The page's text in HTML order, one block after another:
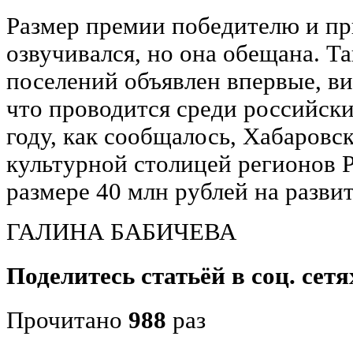
Размер премии победителю и
озвучивался, но она обещана.
поселений объявлен впервые,
что проводится среди
году, как сообщалось,
культурной столицей
размере 40 млн рублей на
ГАЛИНА БАБИЧЕВА
Поделитесь статьёй в соц.
Прочитано 988 раз